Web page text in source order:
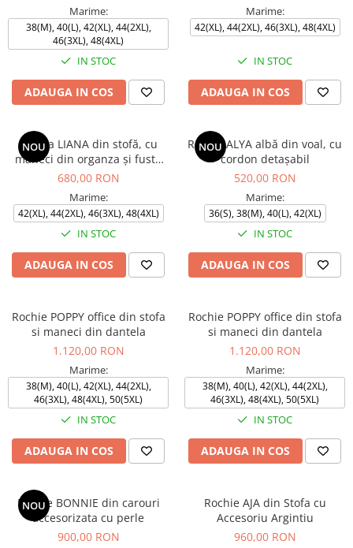
Marime:
38(M), 40(L), 42(XL), 44(2XL),
46(3XL), 48(4XL)
IN STOC
ADAUGA IN COS
Marime:
42(XL), 44(2XL), 46(3XL), 48(4XL)
IN STOC
ADAUGA IN COS
NOU
Rochia LIANA din stofă, cu
mâneci din organza și fustă
petrecută
680,00 RON
Marime:
42(XL), 44(2XL), 46(3XL), 48(4XL)
IN STOC
ADAUGA IN COS
NOU
Rochie ALYA albă din voal, cu
cordon detașabil
520,00 RON
Marime:
36(S), 38(M), 40(L), 42(XL)
IN STOC
ADAUGA IN COS
Rochie POPPY office din stofa
si maneci din dantela
1.120,00 RON
Marime:
38(M), 40(L), 42(XL), 44(2XL),
46(3XL), 48(4XL), 50(5XL)
IN STOC
ADAUGA IN COS
Rochie POPPY office din stofa
si maneci din dantela
1.120,00 RON
Marime:
38(M), 40(L), 42(XL), 44(2XL),
46(3XL), 48(4XL), 50(5XL)
IN STOC
ADAUGA IN COS
NOU
Rochie BONNIE din carouri
accesorizata cu perle
900,00 RON
Rochie AJA din Stofa cu
Accesoriu Argintiu
960,00 RON